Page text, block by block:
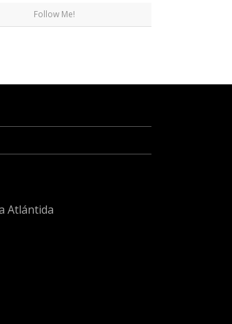
Follow Me!
Atlántida